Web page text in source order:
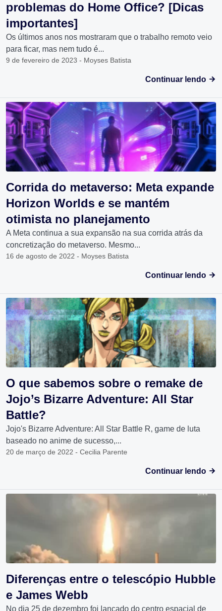
problemas do Home Office? [Dicas
importantes]
Os últimos anos nos mostraram que o trabalho remoto veio
para ficar, mas nem tudo é...
9 de fevereiro de 2023 - Moyses Batista
Continuar lendo
Corrida do metaverso: Meta expande
Horizon Worlds e se mantém
otimista no planejamento
A Meta continua a sua expansão na sua corrida atrás da
concretização do metaverso. Mesmo...
16 de agosto de 2022 - Moyses Batista
Continuar lendo
O que sabemos sobre o remake de
Jojo’s Bizarre Adventure: All Star
Battle?
Jojo's Bizarre Adventure: All Star Battle R, game de luta
baseado no anime de sucesso,...
20 de março de 2022 - Cecilia Parente
Continuar lendo
Diferenças entre o telescópio Hubble
e James Webb
No dia 25 de dezembro foi lançado do centro espacial de